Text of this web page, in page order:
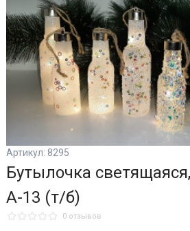
Артикул: 8295
Бутылочка
А-13 (т/б)
0 отзывов